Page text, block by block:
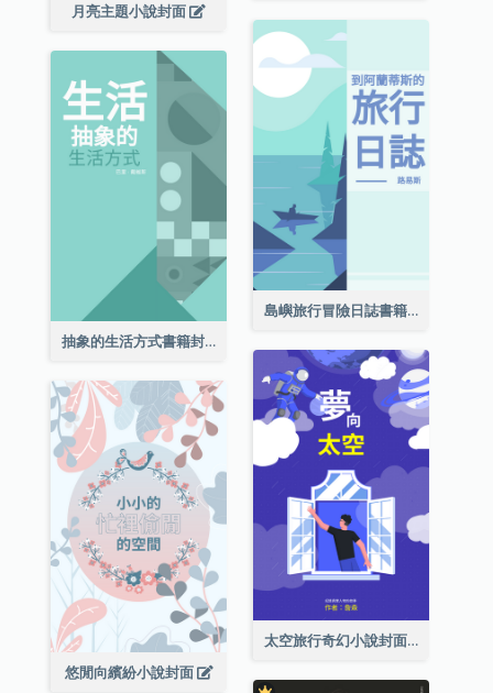
月亮主題小說封面
島嶼旅行冒險日誌書籍封面
抽象的生活方式書籍封面
太空旅行奇幻小說封面
悠閒向繽紛小說封面